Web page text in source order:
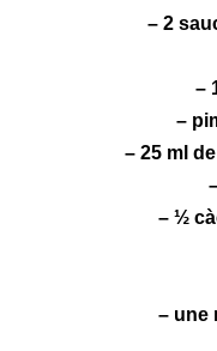
– 2
–
–
– 25 ml de
– ½
– une